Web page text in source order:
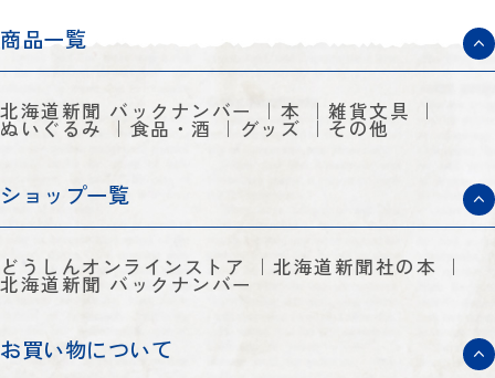
商品一覧
北海道新聞 バックナンバー 本 雑貨文具
ぬいぐるみ 食品・酒 グッズ その他
ショップ一覧
どうしんオンラインストア 北海道新聞社の本
北海道新聞 バックナンバー
お買い物について